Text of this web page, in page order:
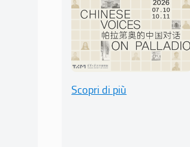
Scopri di più